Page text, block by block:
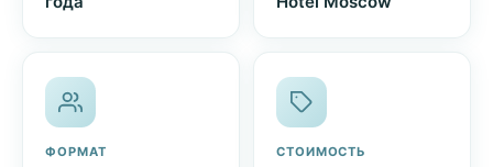
ФОРМАТ СТОИМОСТЬ